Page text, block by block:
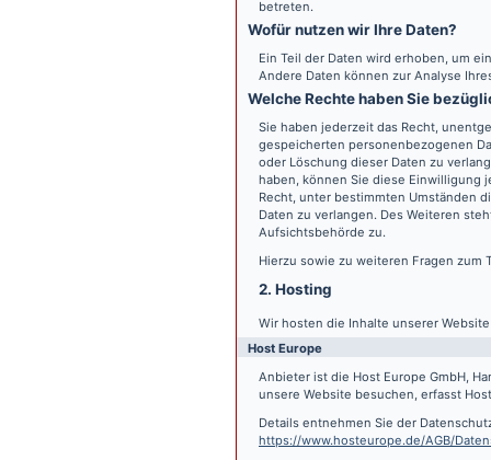
betreten.
Wofür nutzen wir Ihre Daten?
Ein Teil der Daten wird erhoben, um
Andere Daten können zur Analyse
Welche Rechte haben Sie
Sie haben jederzeit das Recht,
gespeicherten personenbezogenen
oder Löschung dieser Daten zu
haben, können Sie diese Einwilligung
Recht, unter bestimmten Umständen
Daten zu verlangen. Des Weiteren
Aufsichtsbehörde zu.
Hierzu sowie zu weiteren Fragen zum
2. Hosting
Wir hosten die Inhalte unserer
Host Europe
Anbieter ist die Host Europe GmbH,
unsere Website besuchen, erfasst
Details entnehmen Sie der
https://www.hosteurope.de/AGB/